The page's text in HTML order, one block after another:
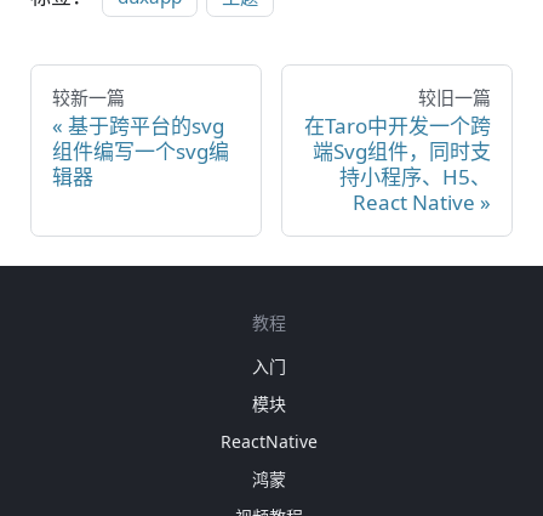
较新一篇
基于跨平台的svg
组件编写一个svg编
辑器
较旧一篇
在Taro中开发一个跨
端Svg组件，同时支
持小程序、H5、
React Native
教程
入门
模块
ReactNative
鸿蒙